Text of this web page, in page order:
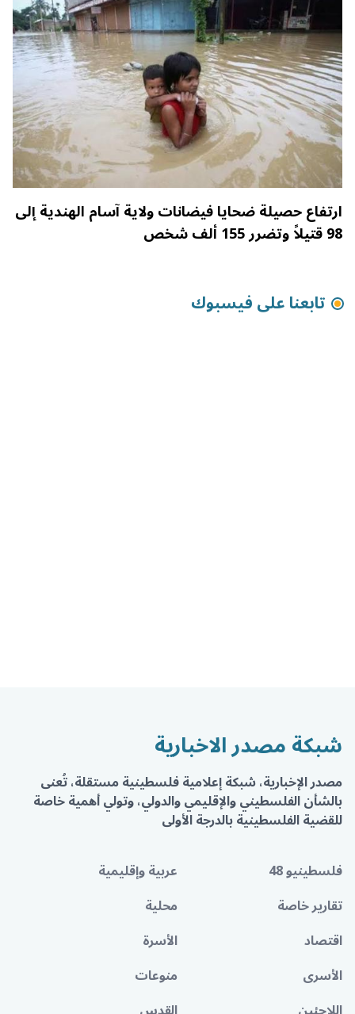
ارتفاع حصيلة ضحايا فيضانات ولاية آسام الهندية إلى
98 قتيلاً وتضرر 155 ألف شخص
تابعنا على فيسبوك
شبكة مصدر الاخبارية
مصدر الإخبارية، شبكة إعلامية فلسطينية مستقلة، تُعنى
بالشأن الفلسطيني والإقليمي والدولي، وتولي أهمية خاصة
للقضية الفلسطينية بالدرجة الأولى
فلسطينيو 48
عربية وإقليمية
تقارير خاصة
محلية
اقتصاد
الأسرة
الأسرى
منوعات